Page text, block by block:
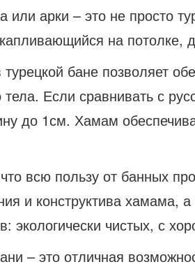
арки – это не просто
на потолке,
бане позволяет
Если сравнивать с
до 1см. Хамам
всю пользу от банных
и конструктива хамама,
экологически чистых, с
– это отличная